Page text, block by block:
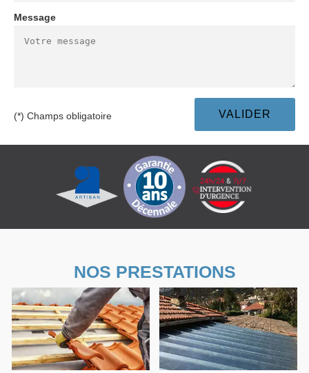
Message
(*) Champs obligatoire
NOS PRESTATIONS